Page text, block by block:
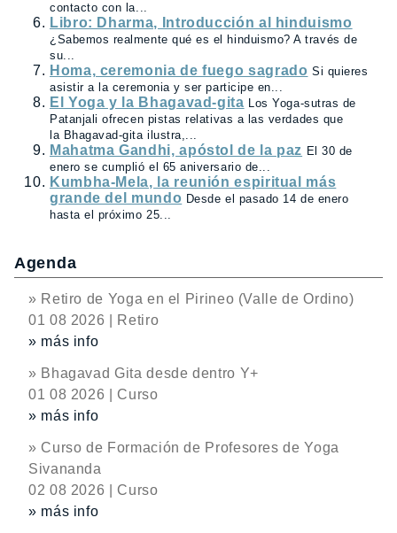
contacto con la...
Libro: Dharma, Introducción al hinduismo
¿Sabemos realmente qué es el hinduismo? A través de
su...
Homa, ceremonia de fuego sagrado Si quieres
asistir a la ceremonia y ser participe en...
El Yoga y la Bhagavad-gita Los Yoga-sutras de
Patanjali ofrecen pistas relativas a las verdades que
la Bhagavad-gita ilustra,...
Mahatma Gandhi, apóstol de la paz El 30 de
enero se cumplió el 65 aniversario de...
Kumbha-Mela, la reunión espiritual más
grande del mundo Desde el pasado 14 de enero
hasta el próximo 25...
Agenda
» Retiro de Yoga en el Pirineo (Valle de Ordino)
01 08 2026 | Retiro
» más info
» Bhagavad Gita desde dentro Y+
01 08 2026 | Curso
» más info
» Curso de Formación de Profesores de Yoga
Sivananda
02 08 2026 | Curso
» más info